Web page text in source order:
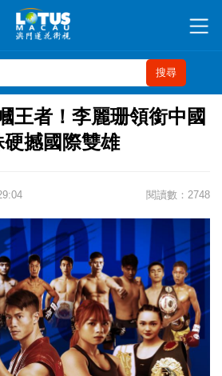
搜尋
王者！李麗珊領銜中國
硬撼國際雙雄
閱讀數：2748